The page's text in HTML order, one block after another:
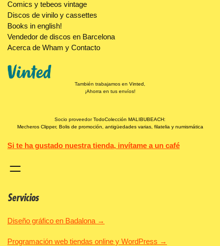
Comics y tebeos vintage
Discos de vinilo y cassettes
Books in english!
Vendedor de discos en Barcelona
Acerca de Wham y Contacto
También trabajamos en Vinted
¡Ahorra en tus envíos!
Socio proveedorTodoColección MALIBUBEACH:
Mecheros Clipper, Bolis de promoción, antigüedades varias, filatelia y numismática
Si te ha gustado nuestra tienda, invítame a un café
Servicios
Diseño gráfico en Badalona →
Programación web tiendas online y WordPress →